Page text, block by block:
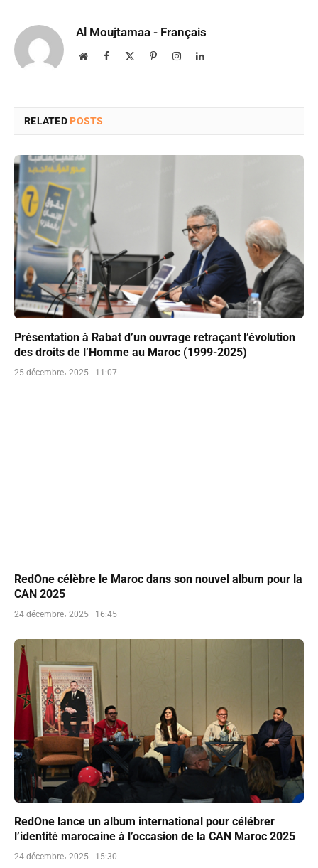
Al Moujtamaa - Français
WebsiteFacebook PinterestInstagramLinkedIn
RELATED POSTS
Présentation à Rabat d’un ouvrage retraçant l’évolution
des droits de l’Homme au Maroc (1999-2025)
25 décembre، 2025 | 11:07
RedOne célèbre le Maroc dans son nouvel album pour la
CAN 2025
24 décembre، 2025 | 16:45
RedOne lance un album international pour célébrer
l’identité marocaine à l’occasion de la CAN Maroc 2025
24 décembre، 2025 | 15:30